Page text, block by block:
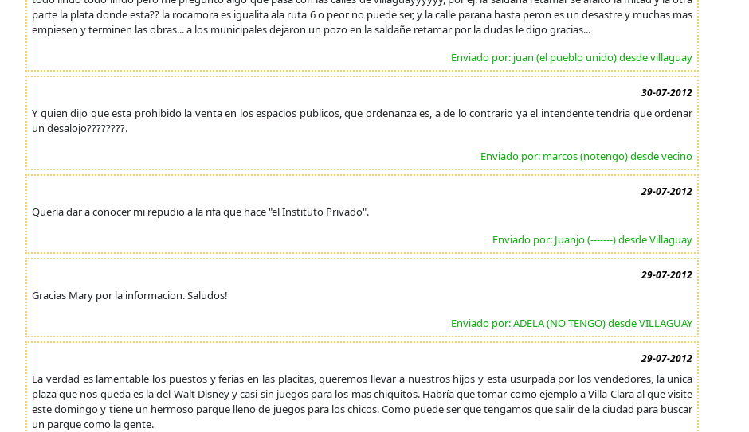
parte la plata donde esta?? la rocamora es igualita ala ruta 6 o peor no puede ser, y la calle parana hasta peron es un desastre y muchas mas
empiesen y terminen las obras... a los municipales dejaron un pozo en la saldañe retamar por la dudas le digo gracias...
Enviado por: juan (el pueblo unido) desde villaguay
30-07-2012
Y quien dijo que esta prohibido la venta en los espacios publicos, que ordenanza es, a de lo contrario ya el intendente tendria que ordenar
un desalojo????????.
Enviado por: marcos (notengo) desde vecino
29-07-2012
Quería dar a conocer mi repudio a la rifa que hace "el Instituto Privado".
Enviado por: Juanjo (-------) desde Villaguay
29-07-2012
Gracias Mary por la informacion. Saludos!
Enviado por: ADELA (NO TENGO) desde VILLAGUAY
29-07-2012
La verdad es lamentable los puestos y ferias en las placitas, queremos llevar a nuestros hijos y esta usurpada por los vendedores, la unica
plaza que nos queda es la del Walt Disney y casi sin juegos para los mas chiquitos. Habría que tomar como ejemplo a Villa Clara al que visite
este domingo y tiene un hermoso parque lleno de juegos para los chicos. Como puede ser que tengamos que salir de la ciudad para buscar
un parque como la gente.